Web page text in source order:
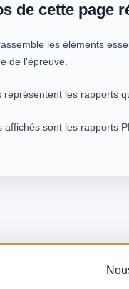
de cette page
les éléments
de l'épreuve.
représentent les rapports
affichés sont les rapports
Pronostics